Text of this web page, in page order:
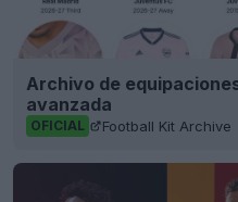
Archivo de
avanzada
OFICIAL Football Kit Archive